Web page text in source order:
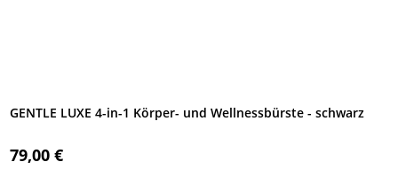
GENTLE LUXE 4-in-1 Körper- und Wellnessbürste - schwarz
79,00 €